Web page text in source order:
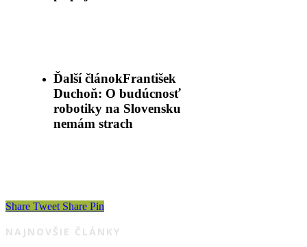
Ďalší článokFrantišek
Duchoň: O budúcnosť
robotiky na Slovensku
nemám strach
Share Tweet Share Pin
NAJNOVŠIE ČLÁNKY